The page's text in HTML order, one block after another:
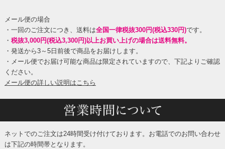
メール便の場合
・一回のご注文につき、送料は全国一律税抜300円(税込330円)です。
・ 税抜3,000円(税込3,300円)以上お買い上げの場合は送料無料。
・発送から3～5日前後で商品をお届けします。
・メール便でお届け可能な商品は限定されていますので、下記よりご確認
ください。
メール便の詳しい説明はこちら
ネットでのご注文は24時間受け付けております。お電話でのお問い合わせ
は下記の時間帯となります。